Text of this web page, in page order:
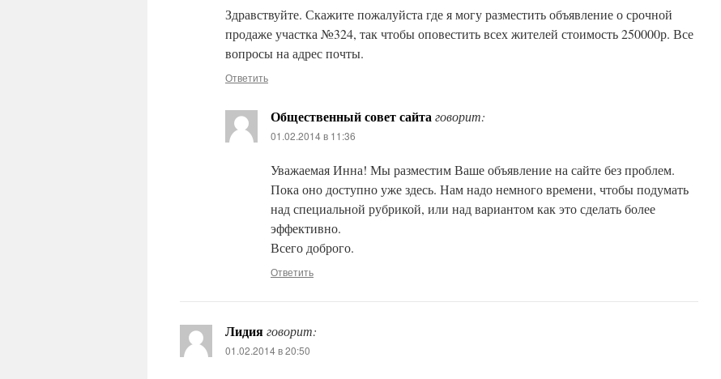
Здравствуйте. Скажите пожалуйста где я могу разместить объявление о срочной
продаже участка №324, так чтобы оповестить всех жителей стоимость 250000р. Все
вопросы на адрес почты.
Ответить
Общественный совет сайтаговорит:
01.02.2014 в 11:36
Уважаемая Инна! Мы разместим Ваше объявление на сайте без проблем.
Пока оно доступно уже здесь. Нам надо немного времени, чтобы подумать
над специальной рубрикой, или над вариантом как это сделать более
эффективно.
Всего доброго.
Ответить
Лидияговорит:
01.02.2014 в 20:50